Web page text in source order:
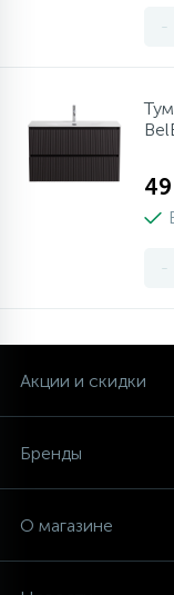
-
-
Акции и скидки
Бренды
О магазине